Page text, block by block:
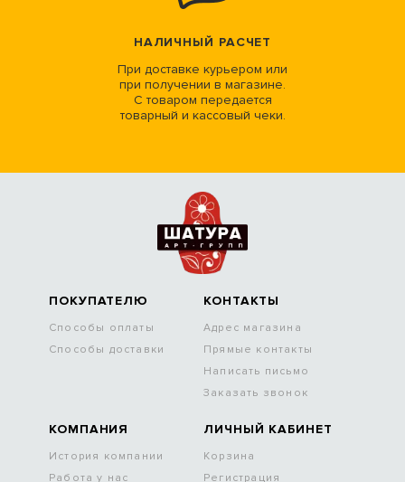
НАЛИЧНЫЙ РАСЧЕТ
При доставке курьером или
при получении в магазине.
С товаром передается
товарный и кассовый чеки.
ПОКУПАТЕЛЮ
Способы оплаты
Способы доставки
КОНТАКТЫ
Адрес магазина
Прямые контакты
Написать письмо
Заказать звонок
КОМПАНИЯ
История компании
Работа у нас
ЛИЧНЫЙ КАБИНЕТ
Корзина
Регистрация